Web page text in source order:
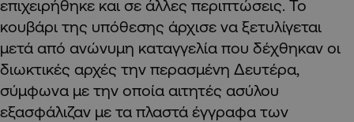
επιχειρήθηκε και σε άλλες περιπτώσεις. Το
κουβάρι της υπόθεσης άρχισε να ξετυλίγεται
μετά από ανώνυμη καταγγελία που δέχθηκαν οι
διωκτικές αρχές την περασμένη Δευτέρα,
σύμφωνα με την οποία αιτητές ασύλου
εξασφάλιζαν με τα πλαστά έγγραφα των